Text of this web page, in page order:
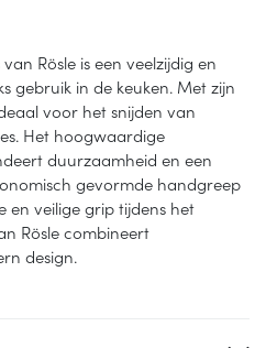
Rösle is een veelzijdig en
gebruik in de keuken. Met zijn
voor het snijden van
Het hoogwaardige
duurzaamheid en een
gevormde handgreep
veilige grip tijdens het
Rösle combineert
design.